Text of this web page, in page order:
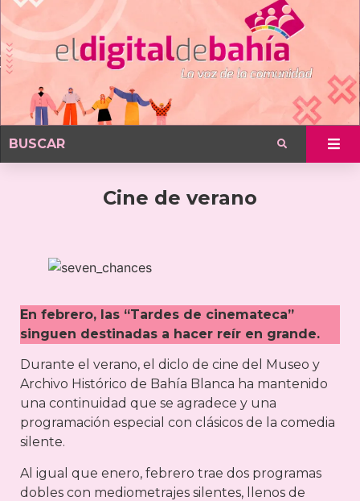
Cine de verano
En febrero, las “Tardes de cinemateca”
singuen destinadas a hacer reír en grande.
Durante el verano, el diclo de cine del Museo y
Archivo Histórico de Bahía Blanca ha mantenido
una continuidad que se agradece y una
programación especial con clásicos de la comedia
silente.
Al igual que enero, febrero trae dos programas
dobles con mediometrajes silentes, llenos de